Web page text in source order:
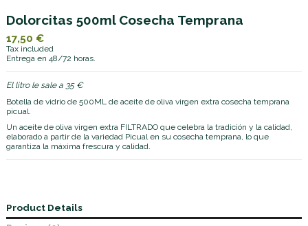
Dolorcitas 500ml Cosecha Temprana
17,50 €
Tax included
Entrega en 48/72 horas.
El litro le sale a 35 €
Botella de vidrio de 500ML de aceite de oliva virgen extra cosecha temprana
picual.
Un aceite de oliva virgen extra FILTRADO que celebra la tradición y la calidad,
elaborado a partir de la variedad Picual en su cosecha temprana, lo que
garantiza la máxima frescura y calidad.
Product Details